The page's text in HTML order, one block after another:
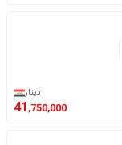
دينار
41,750,000